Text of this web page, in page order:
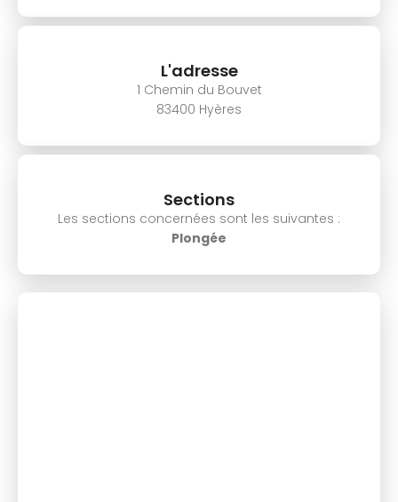
L'adresse
1 Chemin du Bouvet
83400 Hyères
Sections
Les sections concernées sont les suivantes :
Plongée